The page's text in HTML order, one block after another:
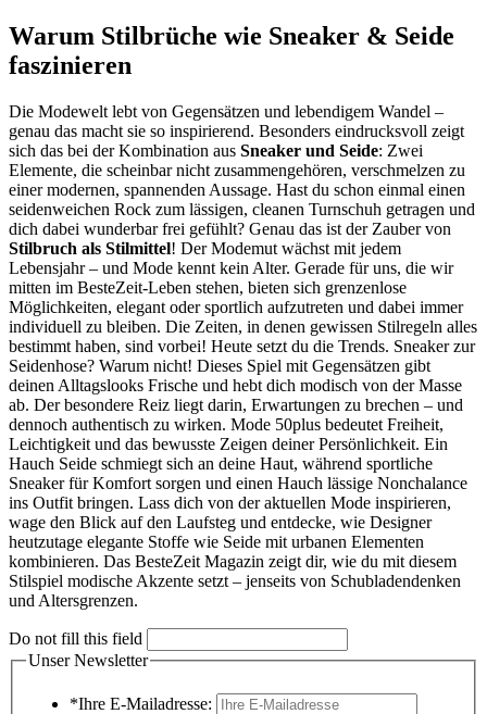
Warum Stilbrüche wie Sneaker & Seide
faszinieren
Die Modewelt lebt von Gegensätzen und lebendigem Wandel –
genau das macht sie so inspirierend. Besonders eindrucksvoll zeigt
sich das bei der Kombination aus Sneaker und Seide: Zwei
Elemente, die scheinbar nicht zusammengehören, verschmelzen zu
einer modernen, spannenden Aussage. Hast du schon einmal einen
seidenweichen Rock zum lässigen, cleanen Turnschuh getragen und
dich dabei wunderbar frei gefühlt? Genau das ist der Zauber von
Stilbruch als Stilmittel! Der Modemut wächst mit jedem
Lebensjahr – und Mode kennt kein Alter. Gerade für uns, die wir
mitten im BesteZeit-Leben stehen, bieten sich grenzenlose
Möglichkeiten, elegant oder sportlich aufzutreten und dabei immer
individuell zu bleiben. Die Zeiten, in denen gewissen Stilregeln alles
bestimmt haben, sind vorbei! Heute setzt du die Trends. Sneaker zur
Seidenhose? Warum nicht! Dieses Spiel mit Gegensätzen gibt
deinen Alltagslooks Frische und hebt dich modisch von der Masse
ab. Der besondere Reiz liegt darin, Erwartungen zu brechen – und
dennoch authentisch zu wirken. Mode 50plus bedeutet Freiheit,
Leichtigkeit und das bewusste Zeigen deiner Persönlichkeit. Ein
Hauch Seide schmiegt sich an deine Haut, während sportliche
Sneaker für Komfort sorgen und einen Hauch lässige Nonchalance
ins Outfit bringen. Lass dich von der aktuellen Mode inspirieren,
wage den Blick auf den Laufsteg und entdecke, wie Designer
heutzutage elegante Stoffe wie Seide mit urbanen Elementen
kombinieren. Das BesteZeit Magazin zeigt dir, wie du mit diesem
Stilspiel modische Akzente setzt – jenseits von Schubladendenken
und Altersgrenzen.
Do not fill this field
Unser Newsletter
*Ihre E-Mailadresse: